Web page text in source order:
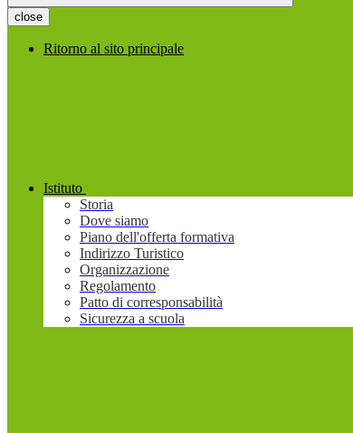
close
Ritorno al sito principale
Istituto
Storia
Dove siamo
Piano dell'offerta formativa
Indirizzo Turistico
Organizzazione
Regolamento
Patto di corresponsabilità
Sicurezza a scuola